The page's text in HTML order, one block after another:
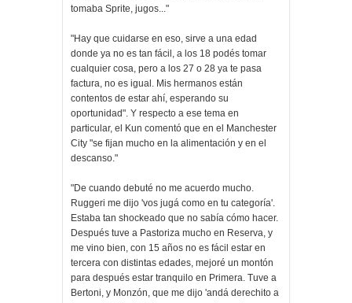
tomaba Sprite, jugos..."
"Hay que cuidarse en eso, sirve a una edad
donde ya no es tan fácil, a los 18 podés tomar
cualquier cosa, pero a los 27 o 28 ya te pasa
factura, no es igual. Mis hermanos están
contentos de estar ahí, esperando su
oportunidad". Y respecto a ese tema en
particular, el Kun comentó que en el Manchester
City "se fijan mucho en la alimentación y en el
descanso."
"De cuando debuté no me acuerdo mucho.
Ruggeri me dijo 'vos jugá como en tu categoría'.
Estaba tan shockeado que no sabía cómo hacer.
Después tuve a Pastoriza mucho en Reserva, y
me vino bien, con 15 años no es fácil estar en
tercera con distintas edades, mejoré un montón
para después estar tranquilo en Primera. Tuve a
Bertoni, y Monzón, que me dijo 'andá derechito a